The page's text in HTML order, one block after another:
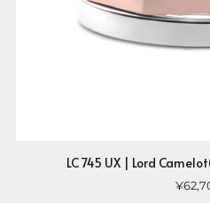
LC 745 UX | Lord